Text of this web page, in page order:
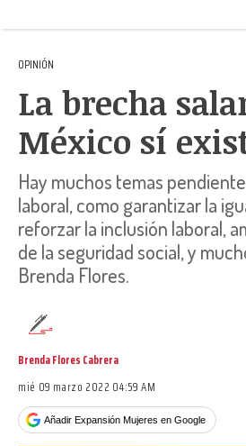
OPINIÓN
La brecha
México sí
Hay muchos temas
laboral, como garantizar la
reforzar la inclusión laboral,
de la seguridad social, y
Brenda Flores.
Brenda Flores Cabrera
mié 09 marzo 2022 04:59 AM
Añadir Expansión Mujeres en Google